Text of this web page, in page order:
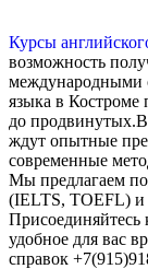
Курсы
возможность
международными
языка в Костроме
до
ждут опытные
современные
Мы предлагаем
(IELTS, TOEFL) и
Присоединяйтесь
удобное для вас
справок